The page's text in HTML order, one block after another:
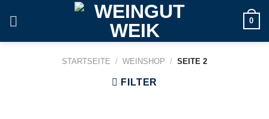
0
STARTSEITE / WEINSHOP / SEITE 2
FILTER